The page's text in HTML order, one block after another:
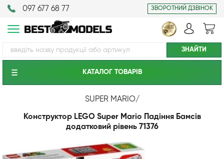
097 677 68 77 ЗВОРОТНИЙ ДЗВІНОК
КАТАЛОГ ТОВАРIВ
SUPER MARIO/
Конструктор LEGO Super Mario Падіння Бамсів
додатковий рівень 71376